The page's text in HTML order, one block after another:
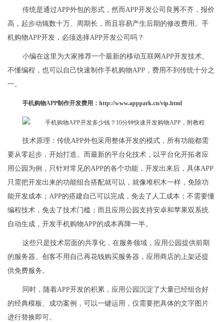
传统是通过APP外包的形式，然而APP开发公司良莠不齐，报价
高，起步动辄数十万、周期长，而且容易产生后期的修改费用。手
机购物APP开发，必须选择APP开发公司吗？
小编在这里为大家推荐一个最新的移动互联网APP开发技术。
不懂编程，也可以自己快速制作手机购物APP，费用不到传统十分之
一。
手机购物APP制作开发费用：http://www.apppark.cn/vip.html
技术原理：传统APP外包采用整体开发的模式，所有功能都需
要从零起步，开始打造。而最新的平台化技术，以平台化开拓者应
用公园为例，只针对常见的APP的各个功能，开发出来后，具体APP
只需把开发出来的功能组合搭配就可以，就像堆积木一样，免除功
能开发成本；APP的搭建自己可以完成，免去了人工成本；不需要懂
编程技术，免去了技术门槛；而且应用公园支持安卓和苹果双系统
自动生成，开发手机购物APP的成本再降一半。
这些只是技术层面的共享化，在服务领域，应用公园提供前期
的服务器、创客不用自己再花钱购买服务器，应用商店的上架还提
供免费服务。
同时，随着APP开发的积累，应用公园沉淀了大量已经组合好
的经典模板、成功案例，可以一键运用，仅需要把具体的文字图片
进行替换即可。